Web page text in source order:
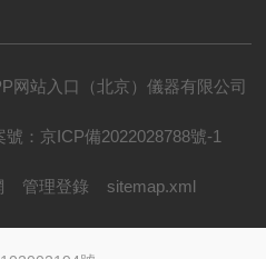
网站入口（北京）儀器有限公司
： 京ICP備2022028788號-1
管理登錄 sitemap.xml